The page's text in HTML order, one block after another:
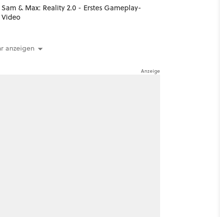
Sam & Max: Reality 2.0 - Erstes Gameplay-
Video
anzeigen